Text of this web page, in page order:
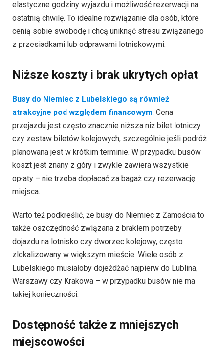
elastyczne godziny wyjazdu i możliwość rezerwacji na
ostatnią chwilę. To idealne rozwiązanie dla osób, które
cenią sobie swobodę i chcą uniknąć stresu związanego
z przesiadkami lub odprawami lotniskowymi.
Niższe koszty i brak ukrytych opłat
Busy do Niemiec z Lubelskiego są również
atrakcyjne pod względem finansowym. Cena
przejazdu jest często znacznie niższa niż bilet lotniczy
czy zestaw biletów kolejowych, szczególnie jeśli podróż
planowana jest w krótkim terminie. W przypadku busów
koszt jest znany z góry i zwykle zawiera wszystkie
opłaty – nie trzeba dopłacać za bagaż czy rezerwację
miejsca.
Warto też podkreślić, że busy do Niemiec z Zamościa to
także oszczędność związana z brakiem potrzeby
dojazdu na lotnisko czy dworzec kolejowy, często
zlokalizowany w większym mieście. Wiele osób z
Lubelskiego musiałoby dojeżdżać najpierw do Lublina,
Warszawy czy Krakowa – w przypadku busów nie ma
takiej konieczności.
Dostępność także z mniejszych
miejscowości